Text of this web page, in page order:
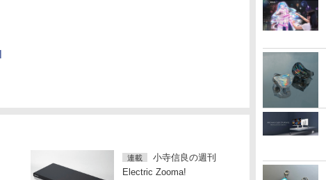
連載
小寺信良の週刊
Electric Zooma!